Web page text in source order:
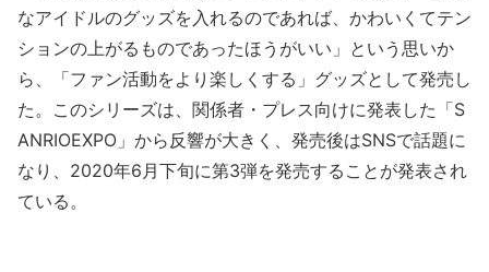
なアイドルのグッズを入れるのであれば、かわいくてテン
ションの上がるものであったほうがいい」という思いか
ら、「ファン活動をより楽しくする」グッズとして発売し
た。このシリーズは、関係者・プレス向けに発表した「S
ANRIOEXPO」から反響が大きく、発売後はSNSで話題に
なり、2020年6月下旬に第3弾を発売することが発表され
ている。